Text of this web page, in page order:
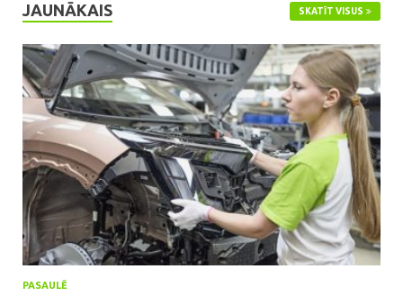
JAUNĀKAIS SKATĪT VISUS
PASAULĒ